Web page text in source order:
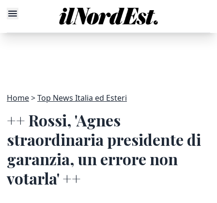
Home Top News Italia ed Esteri
++ Rossi, 'Agnes
straordinaria presidente di
garanzia, un errore non
votarla' ++